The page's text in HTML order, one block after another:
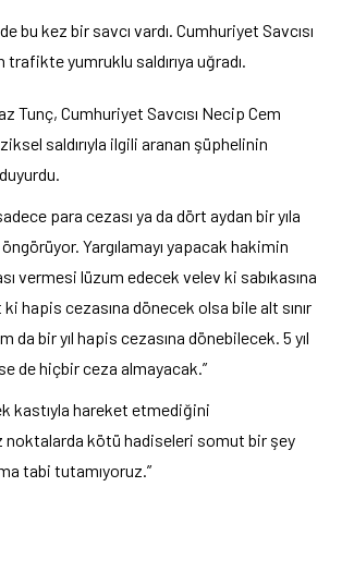
bu kez bir savcı vardı. Cumhuriyet Savcısı
yumruklu saldırıya uğradı.
Tunç, Cumhuriyet Savcısı Necip Cem
saldırıyla ilgili aranan şüphelinin
duyurdu.
para cezası ya da dört aydan bir yıla
Yargılamayı yapacak hakimin
vermesi lüzum edecek velev ki sabıkasına
ki hapis cezasına dönecek olsa bile alt sınır
da bir yıl hapis cezasına dönebilecek. 5 yıl
de hiçbir ceza almayacak.”
kastıyla hareket etmediğini
noktalarda kötü hadiseleri somut bir şey
tabi tutamıyoruz.”